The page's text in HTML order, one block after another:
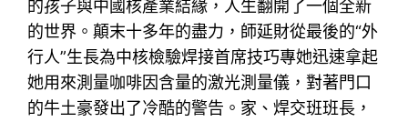
的孩子與中國核產業結緣，人生翻開了一個全新
的世界。顛末十多年的盡力，師延財從最後的“外
行人”生長為中核檢驗焊接首席技巧專她迅速拿起
她用來測量咖啡因含量的激光測量儀，對著門口
的牛土豪發出了冷酷的警告。家、焊交班班長，